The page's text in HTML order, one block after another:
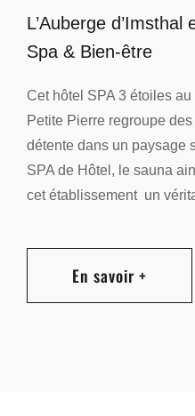
L’Auberge
Spa & Bien-être
Cet hôtel SPA 3 étoiles
Petite Pierre regroupe
détente dans un paysage
SPA de Hôtel, le sauna
cet établissement un
En savoir +